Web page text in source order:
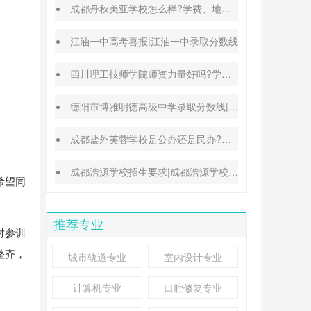
望同
参训
，
成都丹秋美亚学校怎么样?学费、地址、办学特色汇总
江油一中高考喜报|江油一中录取分数线
四川理工技师学院师资力量好吗?学校地址在哪里
德阳市博雅明德高级中学录取分数线|德阳中考普高参考
成都盐外芙蓉学校是公办还是民办?高考升学率高吗?
成都浩源学校招生要求|成都浩源学校升学率高吗?
推荐专业
城市轨道专业 室内设计专业
计算机专业 口腔修复专业